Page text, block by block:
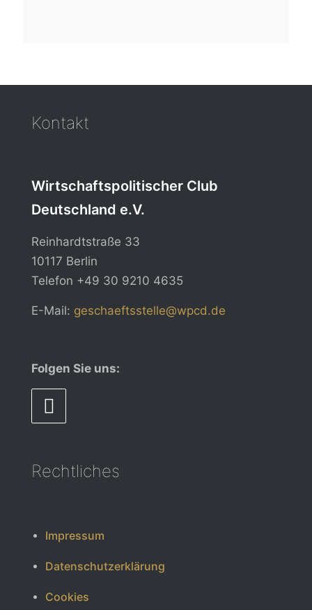
Kontakt
Wirtschaftspolitischer Club
Deutschland e.V.
Reinhardtstraße 33
10117 Berlin
Telefon +49 30 9210 4635
E-Mail: geschaeftsstelle@wpcd.de
Folgen Sie uns:
Rechtliches
Impressum
Datenschutzerklärung
Cookies